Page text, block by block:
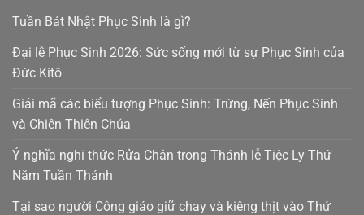
Tuần Bát Nhật Phục Sinh là gì?
Đại lễ Phục Sinh 2026: Sức sống mới từ sự Phục Sinh của
Đức Kitô
Giải mã các biểu tượng Phục Sinh: Trứng, Nến Phục Sinh
và Chiên Thiên Chúa
Ý nghĩa nghi thức Rửa Chân trong Thánh lễ Tiệc Ly Thứ
Năm Tuần Thánh
Tại sao người Công giáo giữ chay và kiêng thịt vào Thứ